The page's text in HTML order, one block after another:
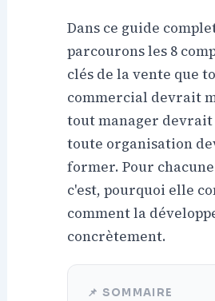
Dans ce guide
parcourons les 8
clés de la vente que
commercial devrait
tout manager
toute organisation
former. Pour chacune
c'est, pourquoi elle
comment la
concrètement.
📌 SOMMAIRE